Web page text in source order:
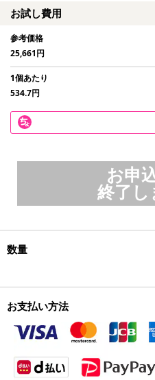
お試し費用
参考価格
25,661円
1個あたり
534.7円
お申
終了し
数量
お支払い方法